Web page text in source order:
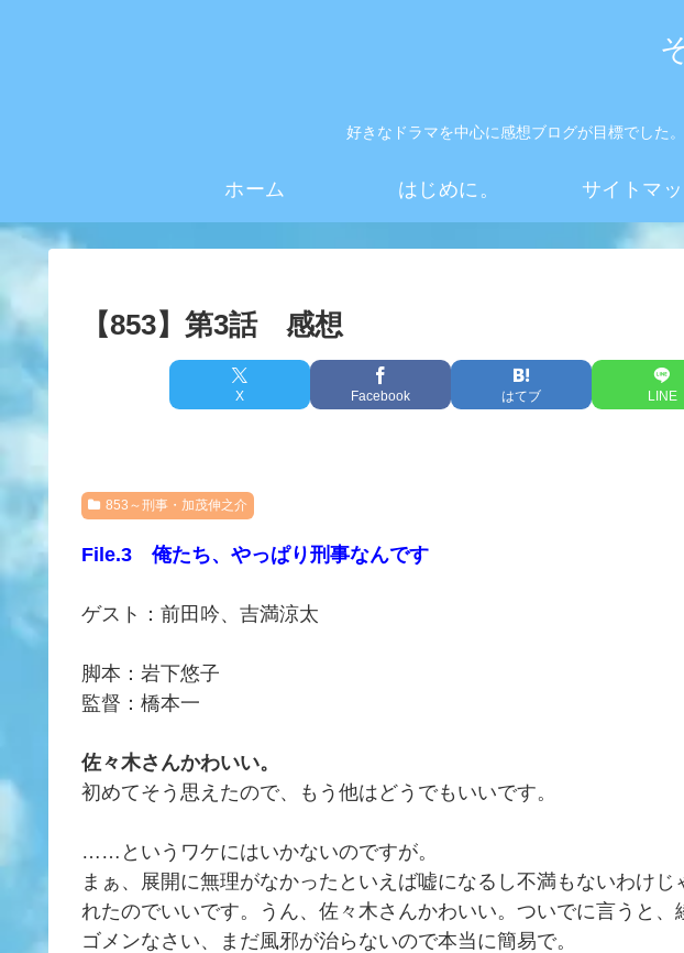
好きなドラマを中心に感想ブログが目標でした
ホーム はじめに。 サイトマ
【853】第3話 感想
X Facebook はてブ LINE
853～刑事・加茂伸之介
File.3 俺たち、やっぱり刑事なんです
ゲスト：前田吟、吉満涼太
脚本：岩下悠子
監督：橋本一
佐々木さんかわいい。
初めてそう思えたので、もう他はどうでもいいです。
……というワケにはいかないのですが。
まぁ、展開に無理がなかったといえば嘘になるし不満もないわけ
れたのでいいです。うん、佐々木さんかわいい。ついでに言うと、
ゴメンなさい、まだ風邪が治らないので本当に簡易で。